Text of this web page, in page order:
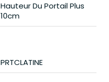
Hauteur Du Portail Plus
10cm
PRTCLATINE